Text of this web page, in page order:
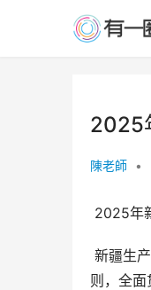
2025
陳老師 •
2025年
则，全